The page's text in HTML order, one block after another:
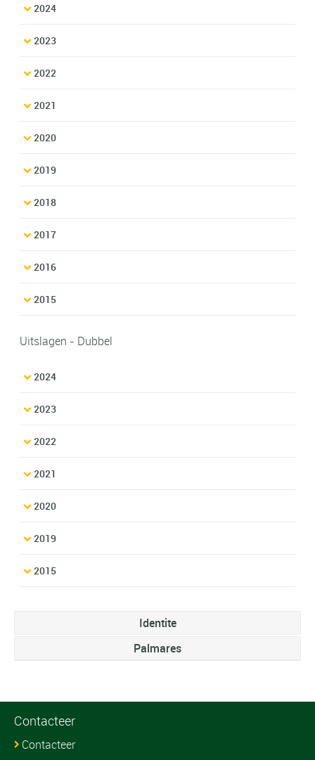
2024
2023
2022
2021
2020
2019
2018
2017
2016
2015
Uitslagen - Dubbel
2024
2023
2022
2021
2020
2019
2015
Identite
Palmares
Contacteer
Contacteer